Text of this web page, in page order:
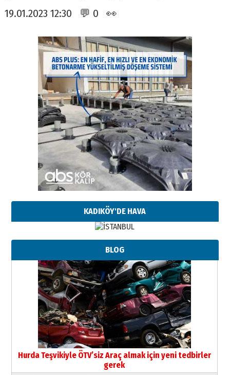
19.01.2023 12:30 💬 0 👀
KADIKÖY'DE HAVA
BLOG
Hurda Teşvikiyle ÖTV’siz Araç almak için yeni tedbirler
gerek